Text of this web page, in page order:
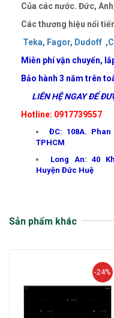
Của các nước. Đức,
Các thương hiệu nổi
Teka, Fagor, Dudoff ,
Miễn phí vận chuyển,
Bảo hành 3 năm trên
LIÊN HỆ NGAY ĐỂ
Hotline: 0917739557
ĐC: 108A.
TPHCM
Long An: 40
Huyện Đức Huệ
Sản phẩm khác
-24%